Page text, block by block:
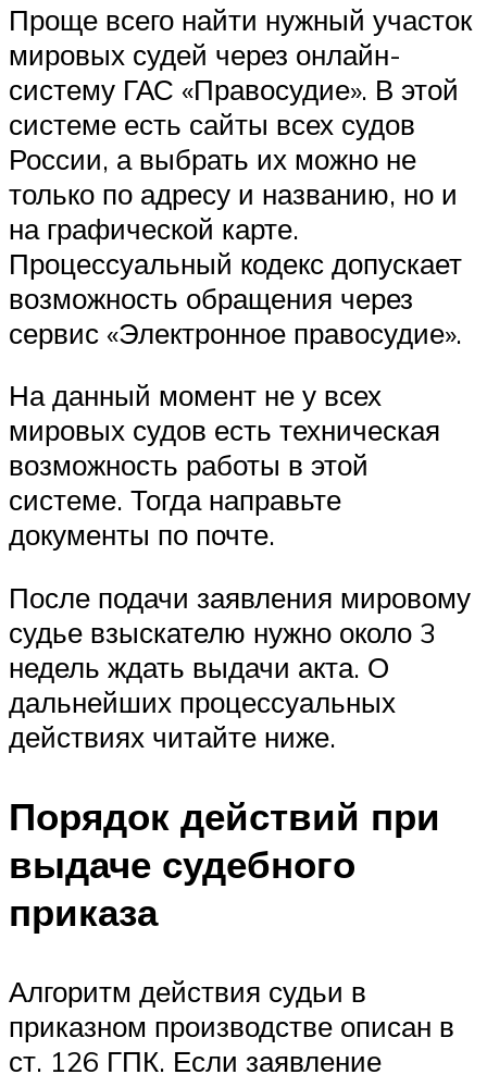
Проще всего найти нужный участок
мировых судей через онлайн-
систему ГАС «Правосудие». В этой
системе есть сайты всех судов
России, а выбрать их можно не
только по адресу и названию, но и
на графической карте.
Процессуальный кодекс допускает
возможность обращения через
сервис «Электронное правосудие».
На данный момент не у всех
мировых судов есть техническая
возможность работы в этой
системе. Тогда направьте
документы по почте.
После подачи заявления мировому
судье взыскателю нужно около 3
недель ждать выдачи акта. О
дальнейших процессуальных
действиях читайте ниже.
Порядок действий при
выдаче судебного
приказа
Алгоритм действия судьи в
приказном производстве описан в
ст. 126 ГПК. Если заявление